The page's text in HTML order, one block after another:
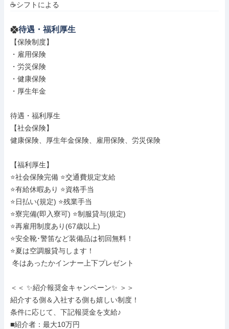
☕シフトによる
待遇・福利厚生
【保険制度】
・雇用保険
・労災保険
・健康保険
・厚生年金
待遇・福利厚生
【社会保険】
健康保険、厚生年金保険、雇用保険、労災保険
【福利厚生】
⭐社会保険完備 ⭐交通費規定支給
⭐有給休暇あり ⭐資格手当
⭐日払い(規定) ⭐残業手当
⭐寮完備(即入寮可) ⭐制服貸与(規定)
⭐再雇用制度あり(67歳以上)
⭐安全靴･警笛など装備品は初回無料！
⭐夏は空調服貸与します！
＜＜ ✨紹介報奨金キャンペーン✨ ＞＞
紹介する側＆入社する側も嬉しい制度！
条件に応じて、下記報奨金を支給♪
■紹介者：最大10万円